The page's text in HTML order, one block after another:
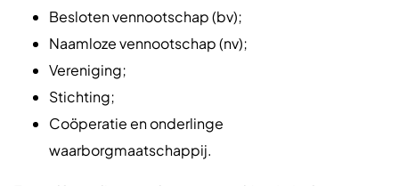
Besloten vennootschap (bv);
Naamloze vennootschap (nv);
Vereniging;
Stichting;
Coöperatie en onderlinge
waarborgmaatschappij.